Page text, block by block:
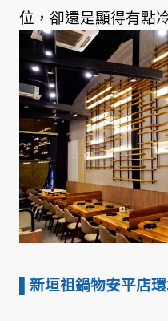
位，卻還是顯得有點
▌新垣祖鍋物安平店